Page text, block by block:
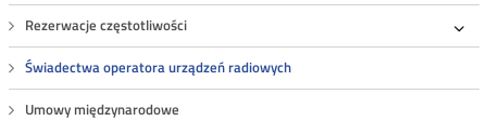
Rezerwacje częstotliwości
Świadectwa operatora urządzeń radiowych
Umowy międzynarodowe